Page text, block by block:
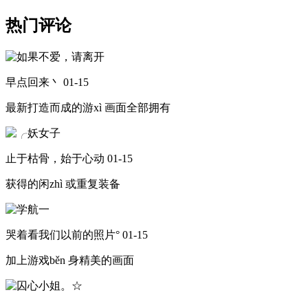
热门评论
早点回来丶 01-15
最新打造而成的游xì 画面全部拥有
止于枯骨，始于心动 01-15
获得的闲zhì 或重复装备
哭着看我们以前的照片° 01-15
加上游戏běn 身精美的画面